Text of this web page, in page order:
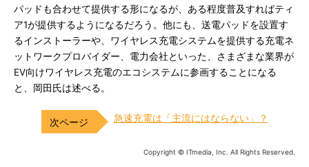
パッドも合わせて提供する形になるが、ある程度普及すればティ
ア1が提供するようになるだろう。他にも、送電パッドを設置す
るインストーラーや、ワイヤレス充電システムを提供する充電ネ
ットワークプロバイダー、電力会社といった、さまざまな業界が
EV向けワイヤレス充電のエコシステムに参画することになる
と、岡田氏は述べる。
急速充電は「主流にはならない」？
Copyright © ITmedia, Inc. All Rights Reserved.